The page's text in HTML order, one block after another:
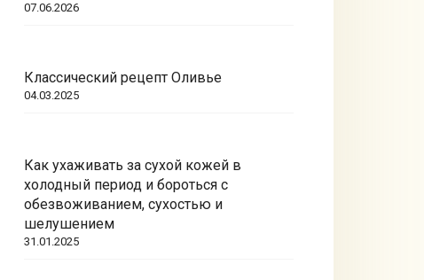
07.06.2026
Классический рецепт Оливье
04.03.2025
Как ухаживать за сухой кожей в
холодный период и бороться с
обезвоживанием, сухостью и
шелушением
31.01.2025